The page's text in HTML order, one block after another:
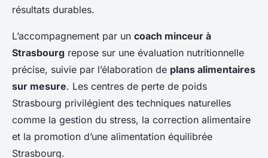
résultats durables.
L’accompagnement par un coach minceur à
Strasbourg repose sur une évaluation nutritionnelle
précise, suivie par l’élaboration de plans alimentaires
sur mesure. Les centres de perte de poids
Strasbourg privilégient des techniques naturelles
comme la gestion du stress, la correction alimentaire
et la promotion d’une alimentation équilibrée
Strasbourg.